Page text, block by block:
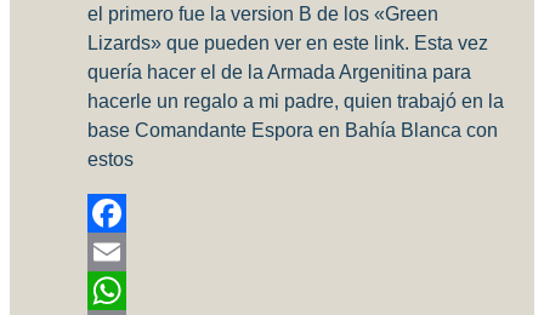
el primero fue la version B de los «Green
Lizards» que pueden ver en este link. Esta vez
quería hacer el de la Armada Argenitina para
hacerle un regalo a mi padre, quien trabajó en la
base Comandante Espora en Bahía Blanca con
estos
Facebook
Email